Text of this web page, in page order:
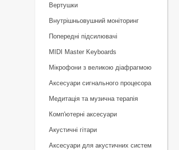
Вертушки
Внутрішньовушний моніторинг
Попередні підсилювачі
MIDI Master Keyboards
Мікрофони з великою діафрагмою
Аксесуари сигнального процесора
Медитація та музична терапія
Комп'ютерні аксесуари
Акустичні гітари
Аксесуари для акустичних систем